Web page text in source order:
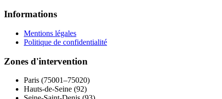
Informations
Mentions légales
Politique de confidentialité
Zones d'intervention
Paris (75001–75020)
Hauts-de-Seine (92)